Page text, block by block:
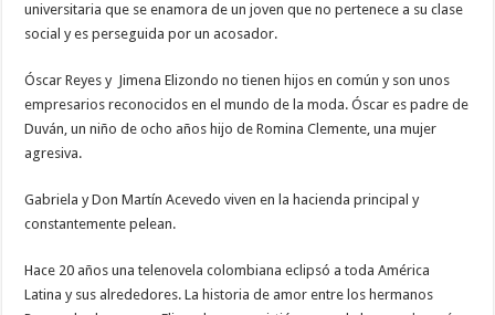
universitaria que se enamora de un joven que no pertenece a su clase
social y es perseguida por un acosador.
Óscar Reyes y Jimena Elizondo no tienen hijos en común y son unos
empresarios reconocidos en el mundo de la moda. Óscar es padre de
Duván, un niño de ocho años hijo de Romina Clemente, una mujer
agresiva.
Gabriela y Don Martín Acevedo viven en la hacienda principal y
constantemente pelean.
Hace 20 años una telenovela colombiana eclipsó a toda América
Latina y sus alrededores. La historia de amor entre los hermanos